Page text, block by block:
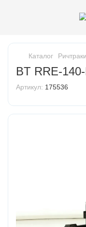
Каталог Ричтраки
BT RRE-
Артикул: 175536